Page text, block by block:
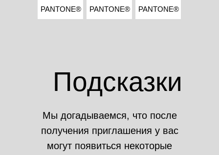
PANTONE® PANTONE® PANTONE®
Подсказки
Мы догадываемся, что после
получения приглашения у вас
могут появиться некоторые